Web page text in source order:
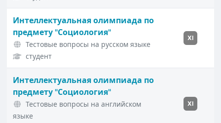
Интеллектуальная олимпиада по
предмету "Социология"
Тестовые вопросы на русском языке
студент
XI
Интеллектуальная олимпиада по
предмету "Социология"
Тестовые вопросы на английском
языке
XI